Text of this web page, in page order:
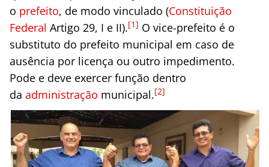
o prefeito, de modo vinculado (Constituição
Federal Artigo 29, I e II).[1] O vice-prefeito é o
substituto do prefeito municipal em caso de
ausência por licença ou outro impedimento.
Pode e deve exercer função dentro
da administração municipal.[2]